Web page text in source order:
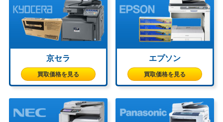
京セラ
買取価格を見る
エプソン
買取価格を見る